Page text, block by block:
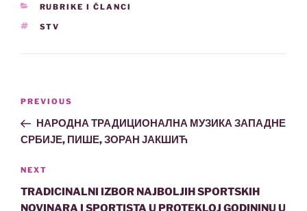
CATEGORIES
RUBRIKE I ČLANCI
TAGS
STV
Post
Previous
Post
PREVIOUS
НАРОДНА ТРАДИЦИОНАЛНА МУЗИКА ЗАПАДНЕ
СРБИЈЕ, ПИШЕ, ЗОРАН ЈАКШИЋ
Next
Post
NEXT
TRADICINALNI IZBOR NAJBOLJIH SPORTSKIH
NOVINARA I SPORTISTA U PROTEKLOJ GODININU U